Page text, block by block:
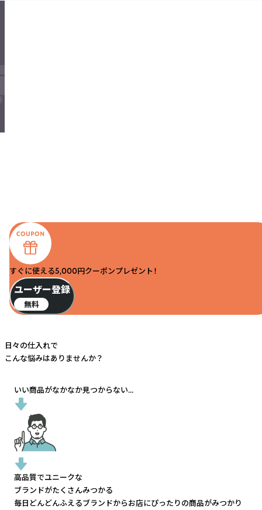
すぐに使える5,000円クーポンプレゼント！
ユーザー登録
無料
日々の仕入れで
こんな悩みはありませんか？
いい商品がなかなか見つからない...
高品質でユニークな
ブランドがたくさんみつかる
毎日どんどんふえるブランドからお店にぴったりの商品がみつかり